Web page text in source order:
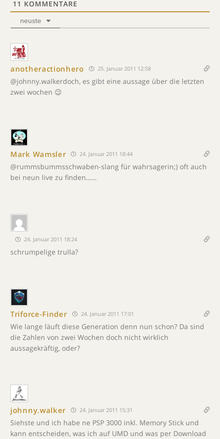
11 KOMMENTARE
neuste
anotheractionhero 25. Januar 2011 12:58
@johnny.walkerdoch, es gibt eine aussage über die letzten
zwei wochen 😉
Mark Wamsler 24. Januar 2011 18:44
@rummsbummsschwaben-slang für wahrsagerin;) oft auch
bei neun live zu finden……
24. Januar 2011 18:24
schrumpelige trulla?
Triforce-Finder 24. Januar 2011 17:01
Wie lange läuft diese Generation denn nun schon? Da sind
die Zahlen von zwei Wochen doch nicht wirklich
aussagekräftig, oder?
johnny.walker 24. Januar 2011 15:31
Siehste und ich habe ne PSP 3000 inkl. Memory Stick und
kann entscheiden, was ich auf UMD und was per Download